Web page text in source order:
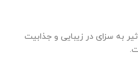
به سزای در زیبایی و جذابیت